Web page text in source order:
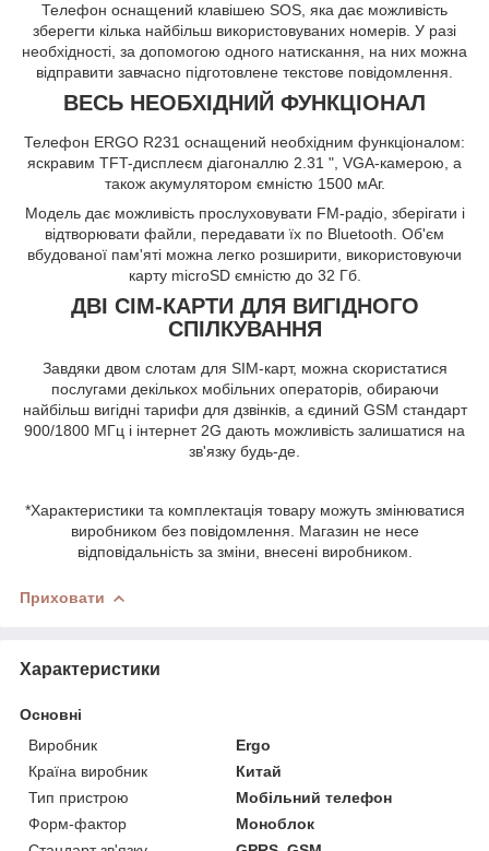
Телефон оснащений клавішею SOS, яка дає можливість
зберегти кілька найбільш використовуваних номерів. У разі
необхідності, за допомогою одного натискання, на них можна
відправити завчасно підготовлене текстове повідомлення.
ВЕСЬ НЕОБХІДНИЙ ФУНКЦІОНАЛ
Телефон ERGO R231 оснащений необхідним функціоналом:
яскравим TFT-дисплеєм діагоналлю 2.31 ", VGA-камерою, а
також акумулятором ємністю 1500 мАг.
Модель дає можливість прослуховувати FM-радіо, зберігати і
відтворювати файли, передавати їх по Bluetooth. Об'єм
вбудованої пам'яті можна легко розширити, використовуючи
карту microSD ємністю до 32 Гб.
ДВІ СІМ-КАРТИ ДЛЯ ВИГІДНОГО
СПІЛКУВАННЯ
Завдяки двом слотам для SIM-карт, можна скористатися
послугами декількох мобільних операторів, обираючи
найбільш вигідні тарифи для дзвінків, а єдиний GSM стандарт
900/1800 МГц і інтернет 2G дають можливість залишатися на
зв'язку будь-де.
*Характеристики та комплектація товару можуть змінюватися
виробником без повідомлення. Магазин не несе
відповідальність за зміни, внесені виробником.
Приховати
Характеристики
Основні
Виробник
Ergo
Країна виробник
Китай
Тип пристрою
Мобільний телефон
Форм-фактор
Моноблок